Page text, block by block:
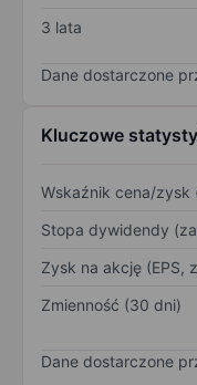
3 lata
Dane dostarczone
Kluczowe
Wskaźnik cena/zysk
Stopa dywidendy
Zysk na akcję (EPS,
Zmienność (30 dni)
Dane dostarczone